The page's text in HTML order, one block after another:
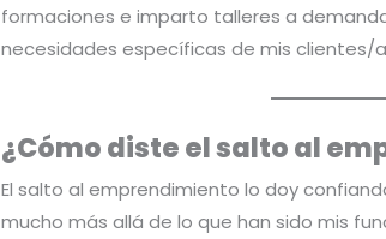
formaciones e imparto talleres a
necesidades específicas de mis clientes/
¿Cómo diste el salto al
El salto al emprendimiento lo doy
mucho más allá de lo que han sido mis